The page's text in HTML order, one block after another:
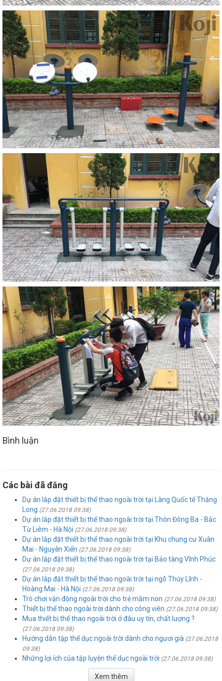
Bình luận
Các bài đã đăng
Dự án lắp đặt thiết bị thể thao ngoài trời tại Làng Quốc tế Thăng
Long (27.06.2018 09:38)
Dự án lắp đặt thiết bị thể thao ngoài trời tại Thôn Đông Ba - Bắc
Từ Liêm - Hà Nội (27.06.2018 09:38)
Dự án lắp đặt thiết bị thể thao ngoài trời tại Khu chung cư Xuân
Mai - Nguyễn Xiển (27.06.2018 09:38)
Dự án lắp đặt thiết bị thể thao ngoài trời tại Bảo tàng Vĩnh Phúc
(27.06.2018 09:38)
Dự án lắp đặt thiết bị thể thao ngoài trời tại ngõ Thúy Lĩnh -
Hoàng Mai - Hà Nội (27.06.2018 09:38)
Trò chơi vận động ngoài trời cho trẻ mầm non (27.06.2018 09:38)
Thiết bị thể thao ngoài trời dành cho công viên (27.06.2018 09:38)
Mua thiết bị thể thao ngoài trời ở đâu uy tín, chất lượng ?
(27.06.2018 09:38)
Hướng dẫn tập thể dục ngoài trời dành cho ngươi già (27.06.2018
09:38)
Những lợi ích của tập luyện thể dục ngoài trời (27.06.2018 09:38)
Xem thêm